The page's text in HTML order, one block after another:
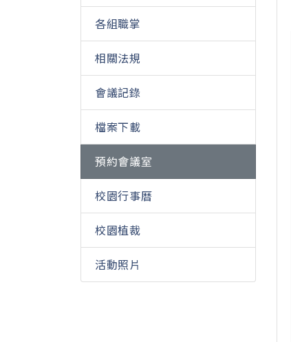
各組職掌
相關法規
會議記錄
檔案下載
預約會議室
校園行事曆
校園植裁
活動照片